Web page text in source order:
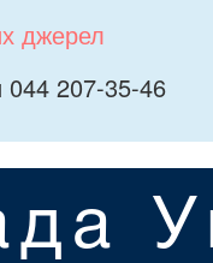
джерел
044 207-35-46